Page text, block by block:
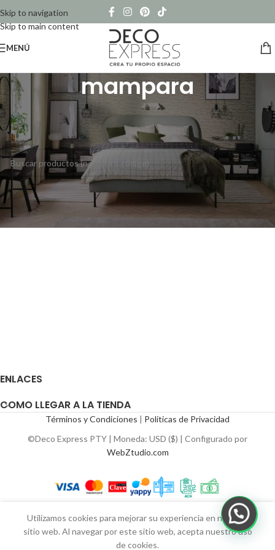
Skip to navigation
Skip to main content
MENÚ
mampara
Inicio/ Productos etiquetados “mampara”
No se han encontrado productos que coincidan con tu selección.
ENLACES
COMO LLEGAR A LA TIENDA
Términos y Condiciones | Políticas de Privacidad
©Deco Express PTY | Moneda: USD ($) | Configurado por
WebZtudio.com
Utilizamos cookies para mejorar su experiencia en nuestro
sitio web. Al navegar por este sitio web, acepta nuestro uso
de cookies.